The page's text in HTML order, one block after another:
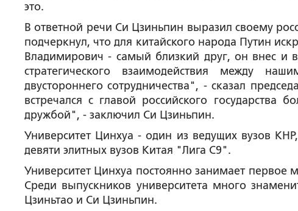
это.
В ответной речи Си Цзиньпин выразил своему
подчеркнул, что для китайского народа Путин
Владимирович - самый близкий друг, он внес и
стратегического взаимодействия между
двустороннего сотрудничества", - сказал
встречался с главой российского
дружбой", - заключил Си Цзиньпин.
Университет Цинхуа - один из ведущих вузов
девяти элитных вузов Китая "Лига С9".
Университет Цинхуа постоянно занимает первое
Среди выпускников университета много
Цзиньтао и Си Цзиньпин.